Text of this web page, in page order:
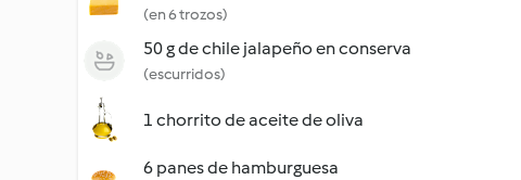
(en 6 trozos)
50 g de chile jalapeño en conserva
(escurridos)
1 chorrito de aceite de oliva
6 panes de hamburguesa